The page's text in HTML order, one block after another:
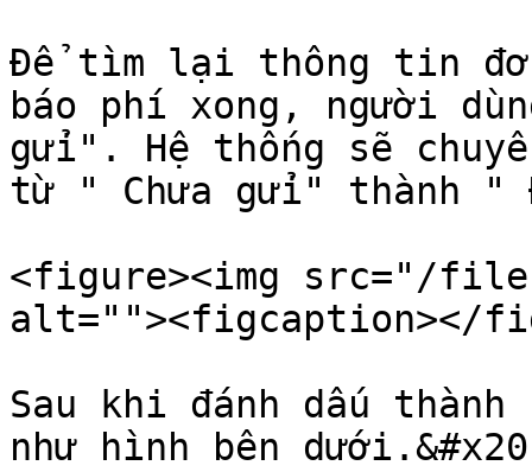
Để tìm lại thông tin
báo phí xong, người
gửi". Hệ thống sẽ
từ " Chưa gửi" thành "
<figure><img src="/files/
alt=""><figcaption></
Sau khi đánh dấu
như hình bên